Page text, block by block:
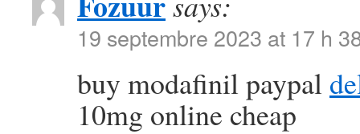
19 septembre 2023 at 17 h
buy modafinil paypal
10mg online cheap